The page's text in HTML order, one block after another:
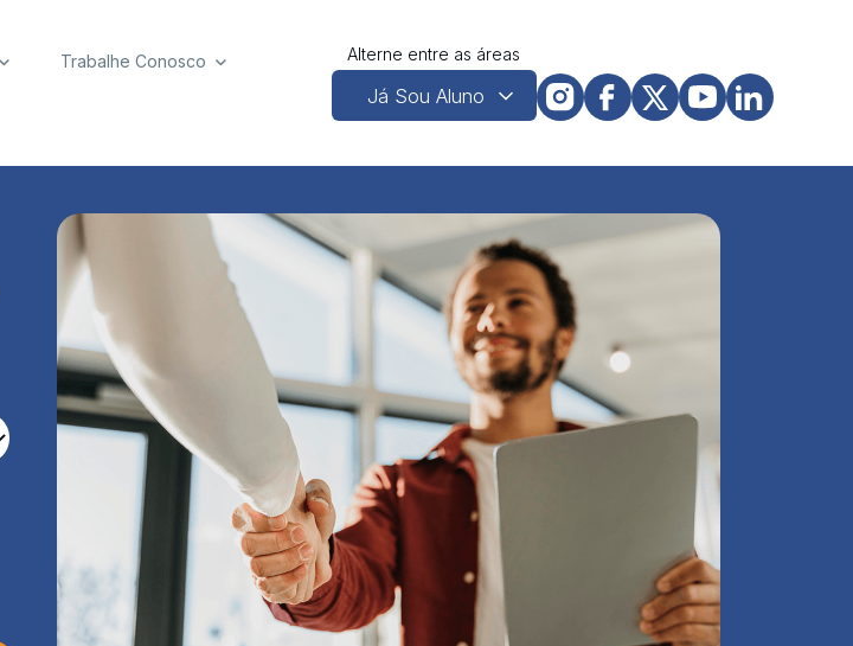
Trabalhe Conosco Alterne entre as áreas